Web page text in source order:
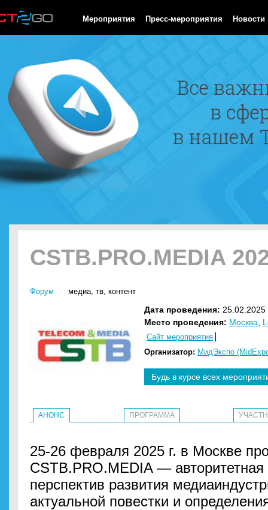
Мероприятия Пресс-мероприятия Новости
CSTB.PRO.MEDIA
Форум медиа, тв, контент
Дата проведения:
Место проведения: Москва
Сайт мероприятия
Организатор: МидЭкспо
Будь в курсе всех
АНОНС ПРОГРАММА
25-26 февраля 2025 г. в Москве
CSTB.PRO.MEDIA —
перспектив развития
актуальной повестки и